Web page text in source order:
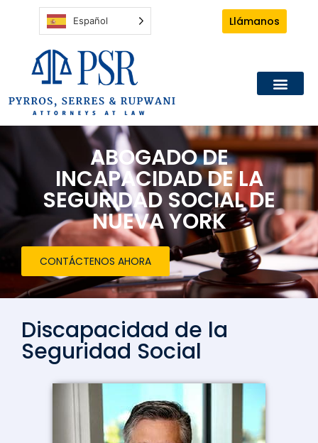
Español Llámanos
ABOGADO DE
INCAPACIDAD DE LA
SEGURIDAD SOCIAL DE
NUEVA YORK
CONTÁCTENOS AHORA
Discapacidad de la
Seguridad Social